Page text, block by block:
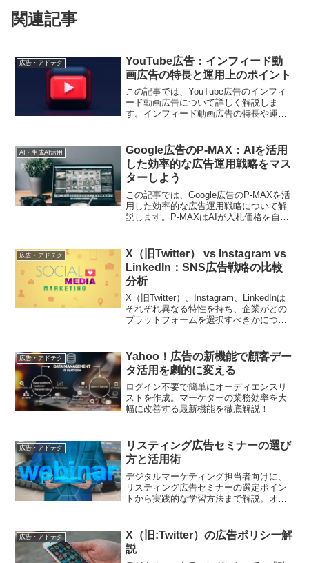
関連記事
広告・アドテク
YouTube広告：インフィード動
画広告の特長と運用上のポイント
この記事では、YouTube広告のインフィ
ード動画広告について詳しく解説しま
す。インフィード動画広告の特長や運用
最適化を行う際の参考になる情報を提供
します。
AI・生成AI活用
Google広告のP-MAX：AIを活用
した効率的な広告運用戦略をマス
ターしよう
この記事では、Google広告のP-MAXを活
用した効率的な広告運用戦略について解
説します。P-MAXはAIが入札価格を自動
MAXの基本的な仕組みから実践的な活用
方法まで幅広く紹介し、読者が広告キャ
ンペーンの効果を最大化するための手法
を習得できるよう支援します。
広告・アドテク
X（旧Twitter） vs Instagram vs
LinkedIn：SNS広告戦略の比較
分析
X（旧Twitter）、Instagram、LinkedInは
それぞれ異なる特性を持ち、企業がどの
プラットフォームを選択すべきかについ
ト、最適な使用シナリオについて詳細に
分析します。
広告・アドテク
Yahoo！広告の新機能で顧客デー
タ活用を劇的に変える
ログイン不要で簡単にオーディエンスリ
ストを作成。マーケターの業務効率を大
幅に改善する最新機能を徹底解説！
広告・アドテク
リスティング広告セミナーの選び
方と活用術
デジタルマーケティング担当者向けに、
リスティング広告セミナーの選定ポイン
トから実践的な学習方法まで解説。オン
広告・アドテク
X（旧:Twitter）の広告ポリシー解
説